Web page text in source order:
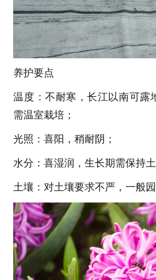
养护要点
温度：不耐寒，长江以南可露
需温室栽培；
光照：喜阳，稍耐阴；
水分：喜湿润，生长期需保持土
土壤：对土壤要求不严，一般园